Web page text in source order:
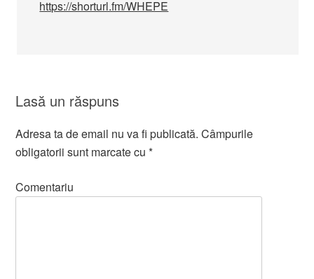
https://shorturl.fm/WHEPE
Lasă un răspuns
Adresa ta de email nu va fi publicată. Câmpurile
obligatorii sunt marcate cu*
Comentariu